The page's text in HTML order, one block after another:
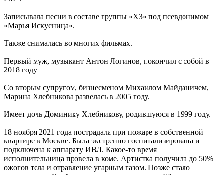
Записывала песни в составе группы «ХЗ» под псевдонимом
«Марья Искусница».
Также снималась во многих фильмах.
Первый муж, музыкант Антон Логинов, покончил с собой в
2018 году.
Со вторым супругом, бизнесменом Михаилом Майданичем,
Марина Хлебникова развелась в 2005 году.
Имеет дочь Доминику Хлебникову, родившуюся в 1999 году.
18 ноября 2021 года пострадала при пожаре в собственной
квартире в Москве. Была экстренно госпитализирована и
подключена к аппарату ИВЛ. Какое-то время
исполнительница провела в коме. Артистка получила до 50%
ожогов тела и отравление угарным газом. Позже стало